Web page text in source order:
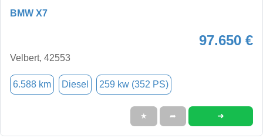
BMW X7
97.650 €
Velbert, 42553
6.588 km Diesel 259 kw (352 PS)
★ ➦ ➜